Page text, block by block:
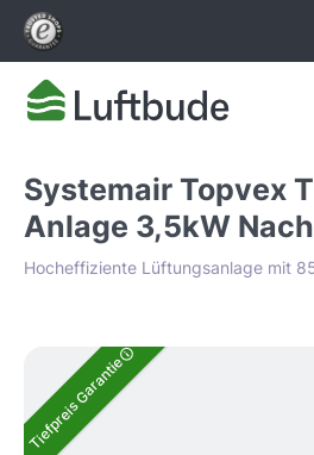
springen
Systemair Topvex
Anlage 3,5kW
Hocheffiziente Lüftungsanlage mit
Bildergalerie überspringen
Tiefpreis Garantie